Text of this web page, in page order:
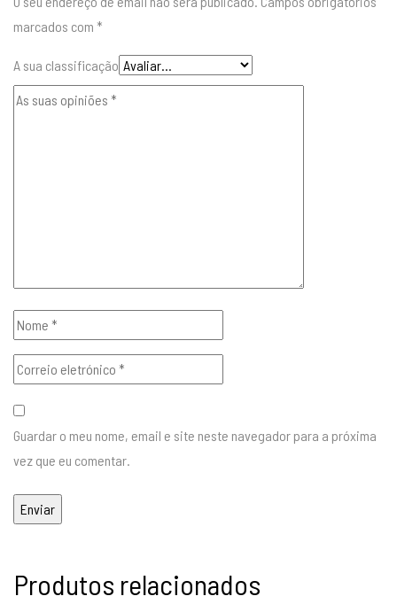
marcados com *
A sua classificação
Guardar o meu nome, email e site neste navegador para a próxima
vez que eu comentar.
Produtos relacionados